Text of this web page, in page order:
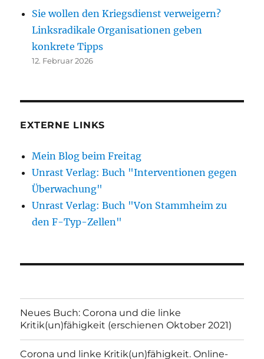
Sie wollen den Kriegsdienst verweigern?
Linksradikale Organisationen geben
konkrete Tipps
12. Februar 2026
EXTERNE LINKS
Mein Blog beim Freitag
Unrast Verlag: Buch "Interventionen gegen
Überwachung"
Unrast Verlag: Buch "Von Stammheim zu
den F-Typ-Zellen"
Neues Buch: Corona und die linke
Kritik(un)fähigkeit (erschienen Oktober 2021)
Corona und linke Kritik(un)fähigkeit. Online-